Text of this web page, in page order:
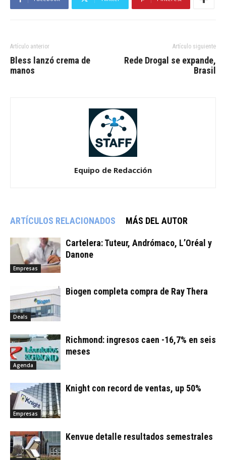
Artículo anterior
Bless lanzó crema de
manos
Artículo siguiente
Rede Drogal se expande,
Brasil
Equipo de Redacción
ARTÍCULOS RELACIONADOS MÁS DEL AUTOR
Empresas
Cartelera: Tuteur, Andrómaco, L’Oréal y
Danone
Deals
Biogen completa compra de Ray Thera
Agenda
Richmond: ingresos caen -16,7% en seis
meses
Empresas
Knight con record de ventas, up 50%
Kenvue detalle resultados semestrales